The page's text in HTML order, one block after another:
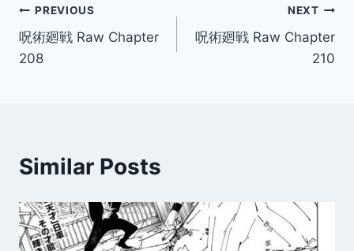
Post
navigation
PREVIOUS
呪術廻戦 Raw Chapter
208
NEXT
呪術廻戦 Raw Chapter
210
Similar Posts